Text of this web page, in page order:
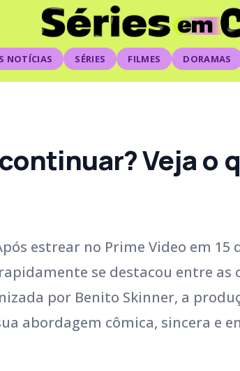
NOTÍCIAS SÉRIES FILMES DORAMAS
Veja o
estrear no Prime Video em 15
se destacou entre as
por Benito Skinner, a
abordagem cômica, sincera e